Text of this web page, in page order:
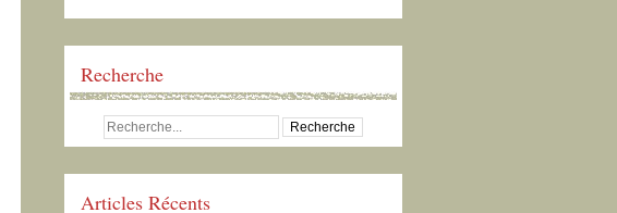
Recherche
Articles Récents